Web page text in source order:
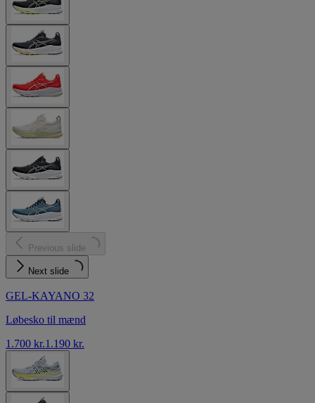
Previous slide
Next slide
GEL-KAYANO 32
Løbesko til mænd
1.700 kr.1.190 kr.